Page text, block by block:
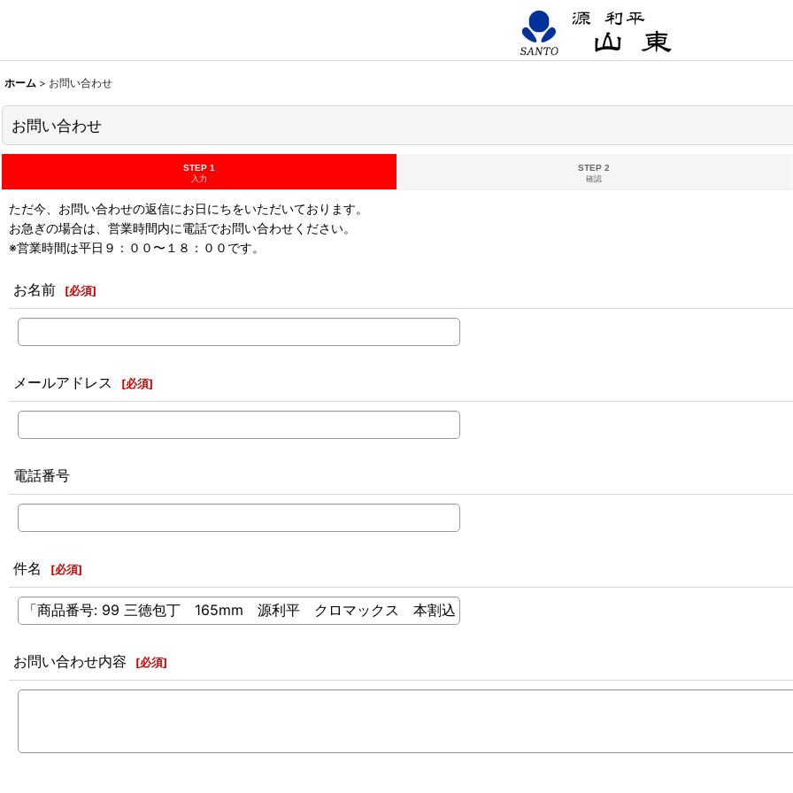
ホーム > お問い合わせ
お問い合わせ
STEP 1
入力
STEP 2
確認
ただ今、お問い合わせの返信にお日にちをいただいております。
お急ぎの場合は、営業時間内に電話でお問い合わせください。
※営業時間は平日９：００〜１８：００です。
お名前 [必須]
メールアドレス [必須]
電話番号
件名 [必須]
お問い合わせ内容 [必須]